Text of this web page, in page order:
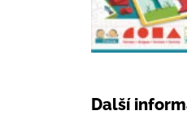
Další